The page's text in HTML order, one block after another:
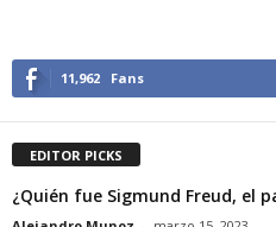
11,962 Fans
EDITOR PICKS
¿Quién fue Sigmund Freud, el